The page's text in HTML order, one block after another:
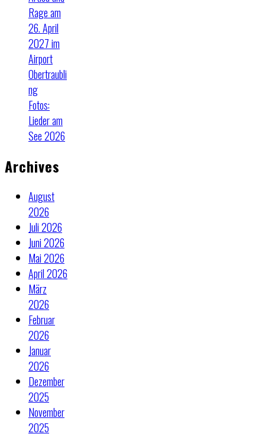
Rage am
26. April
2027 im
Airport
Obertraubli
ng
Fotos:
Lieder am
See 2026
Archives
August
2026
Juli 2026
Juni 2026
Mai 2026
April 2026
März
2026
Februar
2026
Januar
2026
Dezember
2025
November
2025